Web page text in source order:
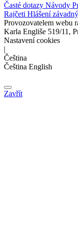
Časté dotazy Návody
Rajčeti Hlášení
Provozovatelem webu
Karla Engliše 519/11,
Nastavení cookies
|
Čeština
Čeština English
Zavřít